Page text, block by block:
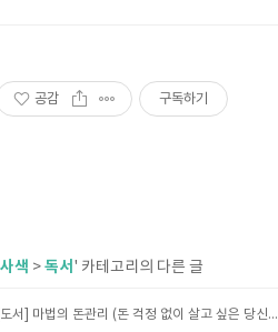
공감 구독하기
사색 >독서 ' 카테고리의 다른 글
[도서] 마법의 돈관리 (돈 걱정 없이 살고 싶은 당신을 위한)